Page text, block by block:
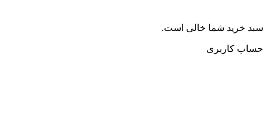
سبد خرید شما خالی است.
حساب کاربری